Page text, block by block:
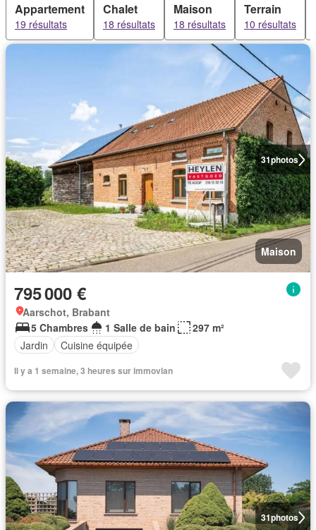
Appartement
19 résultats
Chalet
18 résultats
Maison
18 résultats
Terrain
10 résultats
31photos
Maison
795 000 €
Aarschot, Brabant
5 Chambres
1 Salle de bain
297 m²
Jardin
Cuisine équipée
Il y a 1 semaine, 3 heures sur immovlan
31photos